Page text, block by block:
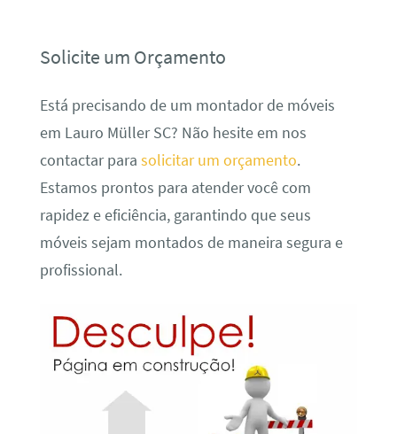
Solicite um Orçamento
Está precisando de um montador de móveis
em Lauro Müller SC? Não hesite em nos
contactar para solicitar um orçamento.
Estamos prontos para atender você com
rapidez e eficiência, garantindo que seus
móveis sejam montados de maneira segura e
profissional.